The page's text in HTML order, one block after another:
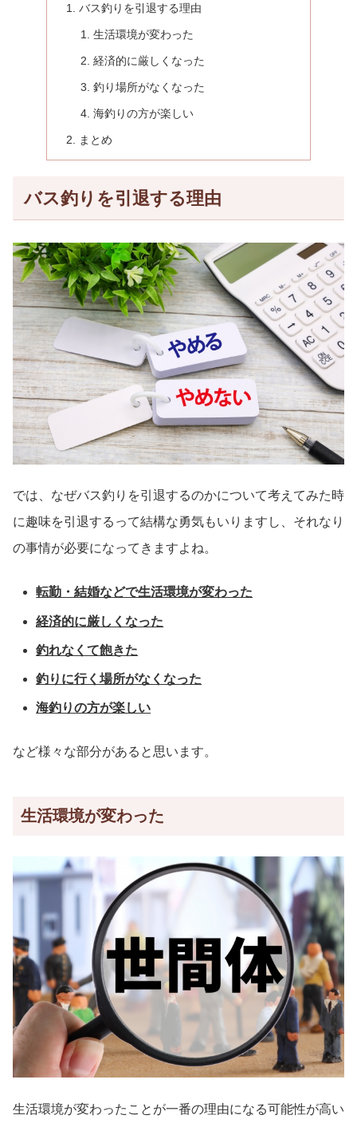
バス釣りを引退する理由
生活環境が変わった
経済的に厳しくなった
釣り場所がなくなった
海釣りの方が楽しい
まとめ
バス釣りを引退する理由
では、なぜバス釣りを引退するのかについて考えてみた時
に趣味を引退するって結構な勇気もいりますし、それなり
の事情が必要になってきますよね。
転勤・結婚などで生活環境が変わった
経済的に厳しくなった
釣れなくて飽きた
釣りに行く場所がなくなった
海釣りの方が楽しい
など様々な部分があると思います。
生活環境が変わった
生活環境が変わったことが一番の理由になる可能性が高い